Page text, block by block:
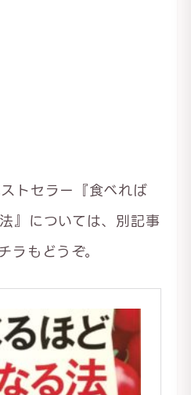
トセラー『食べれば
』については、別記事
ラもどうぞ。